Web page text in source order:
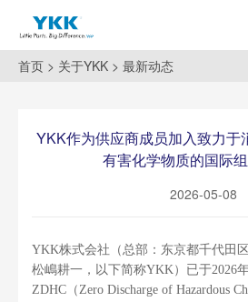
首页 > 关于YKK > 最新动态
YKK作为供应商成员加入致力于
有害化学物质的国际
2026-05-08
YKK株式会社（总部：东京都千代田
松嶋耕一，以下简称YKK）已于2026
ZDHC（Zero Discharge of Hazardous